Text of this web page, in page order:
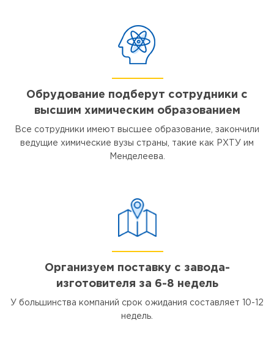
Обрудование подберут сотрудники с
высшим химическим образованием
Все сотрудники имеют высшее образование, закончили
ведущие химические вузы страны, такие как РХТУ им
Менделеева.
Организуем поставку с завода-
изготовителя за 6-8 недель
У большинства компаний срок ожидания составляет 10-12
недель.